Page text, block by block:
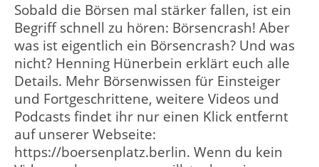
Sobald die Börsen mal stärker fallen, ist ein
Begriff schnell zu hören: Börsencrash! Aber
was ist eigentlich ein Börsencrash? Und was
nicht? Henning Hünerbein erklärt euch alle
Details. Mehr Börsenwissen für Einsteiger
und Fortgeschrittene, weitere Videos und
Podcasts findet ihr nur einen Klick entfernt
auf unserer Webseite:
https://boersenplatz.berlin. Wenn du kein